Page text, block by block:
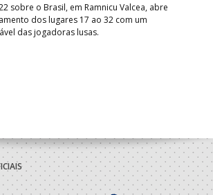
sobre o Brasil, em Ramnicu Valcea, abre
dos lugares 17 ao 32 com um
das jogadoras lusas.